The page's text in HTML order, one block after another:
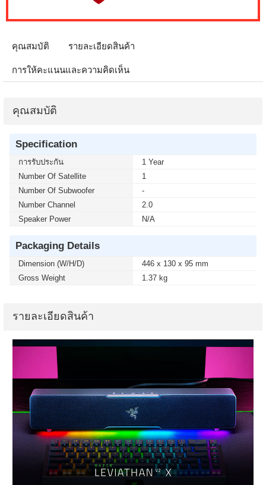
คุณสมบัติ รายละเอียดสินค้า
การให้คะแนนและความคิดเห็น
คุณสมบัติ
Specification
การรับประกัน
1 Year
Number Of Satellite
1
Number Of Subwoofer
-
Number Channel
2.0
Speaker Power
N/A
Packaging Details
Dimension (W/H/D)
446 x 130 x 95 mm
Gross Weight
1.37 kg
รายละเอียดสินค้า